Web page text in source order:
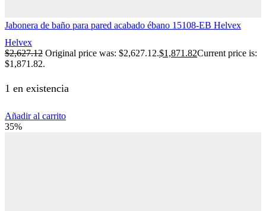
Jabonera de baño para pared acabado ébano 15108-EB Helvex
Helvex
$2,627.12 Original price was: $2,627.12.$1,871.82Current price is:
$1,871.82.
1 en existencia
Añadir al carrito
35%